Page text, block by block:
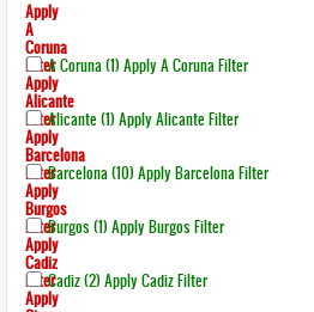
Apply
A
Coruna
FilterA Coruna (1) Apply A Coruna Filter
Apply
Alicante
FilterAlicante (1) Apply Alicante Filter
Apply
Barcelona
FilterBarcelona (10) Apply Barcelona Filter
Apply
Burgos
FilterBurgos (1) Apply Burgos Filter
Apply
Cadiz
FilterCadiz (2) Apply Cadiz Filter
Apply